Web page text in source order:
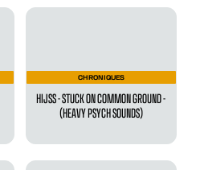
CHRONIQUES
HIJSS - STUCK ON COMMON GROUND -
(HEAVY PSYCH SOUNDS)